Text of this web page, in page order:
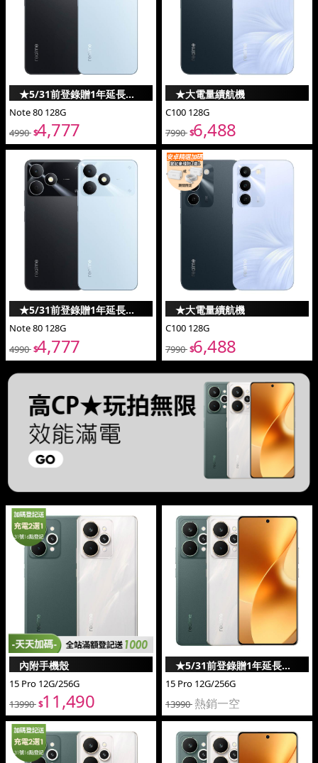
★5/31前登錄贈1年延長保
固
Note 80 128G
4990$4,777
★大電量續航機
C100 128G
7990$6,488
★5/31前登錄贈1年延長保
固
Note 80 128G
4990$4,777
★大電量續航機
C100 128G
7990$6,488
內附手機殼
15 Pro 12G/256G
13990$11,490
★5/31前登錄贈1年延長保
固
15 Pro 12G/256G
13990熱銷一空